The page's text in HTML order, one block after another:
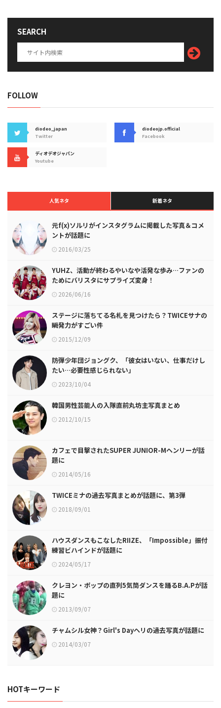
SEARCH
FOLLOW
diodeo_japan
Twitter
diodeojp.official
Facebook
ディオデオジャパン
Youtube
人気ネタ 新着ネタ
元f(x)ソルリがインスタグラムに掲載した写真＆コメ
ントが話題に
2016/03/25
YUHZ、活動が終わるやいなや活発な歩み…ファンの
ためにバリスタにサプライズ変身！
2026/06/16
ステージに落ちてる名札を見つけたら？TWICEサナの
瞬発力がすごい件
2015/12/09
防弾少年団ジョングク、「彼女はいない、仕事だけし
たい…必要性感じられない」
2023/10/04
韓国男性芸能人の入隊直前丸坊主写真まとめ
2012/10/15
カフェで目撃されたSUPER JUNIOR-Mヘンリーが話
題に
2014/05/16
TWICEミナの過去写真まとめが話題に、第3弾
2018/09/01
ハウスダンスもこなしたRIIZE、「Impossible」振付
練習ビハインドが話題に
2024/05/17
クレヨン・ポップの直列5気筒ダンスを踊るB.A.Pが話
題に
2013/09/07
チャムシル女神？Girl's Dayヘリの過去写真が話題に
2014/03/07
HOTキーワード